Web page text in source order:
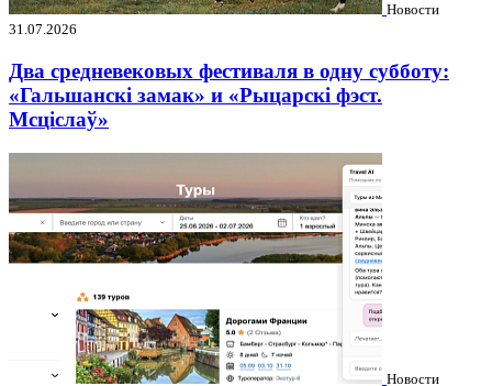
Новости
31.07.2026
Два средневековых фестиваля в одну субботу:
«Гальшанскі замак» и «Рыцарскі фэст.
Мсціслаў»
Новости